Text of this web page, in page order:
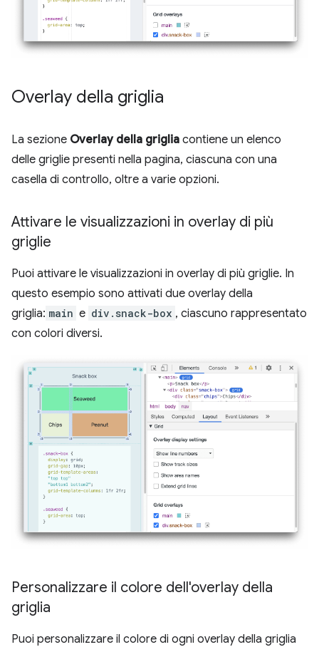
Overlay della griglia
La sezione Overlay della griglia contiene un elenco
delle griglie presenti nella pagina, ciascuna con una
casella di controllo, oltre a varie opzioni.
Attivare le visualizzazioni in overlay di più
griglie
Puoi attivare le visualizzazioni in overlay di più griglie. In
questo esempio sono attivati due overlay della
griglia: main e div.snack-box , ciascuno rappresentato
con colori diversi.
Personalizzare il colore dell'overlay della
griglia
Puoi personalizzare il colore di ogni overlay della griglia